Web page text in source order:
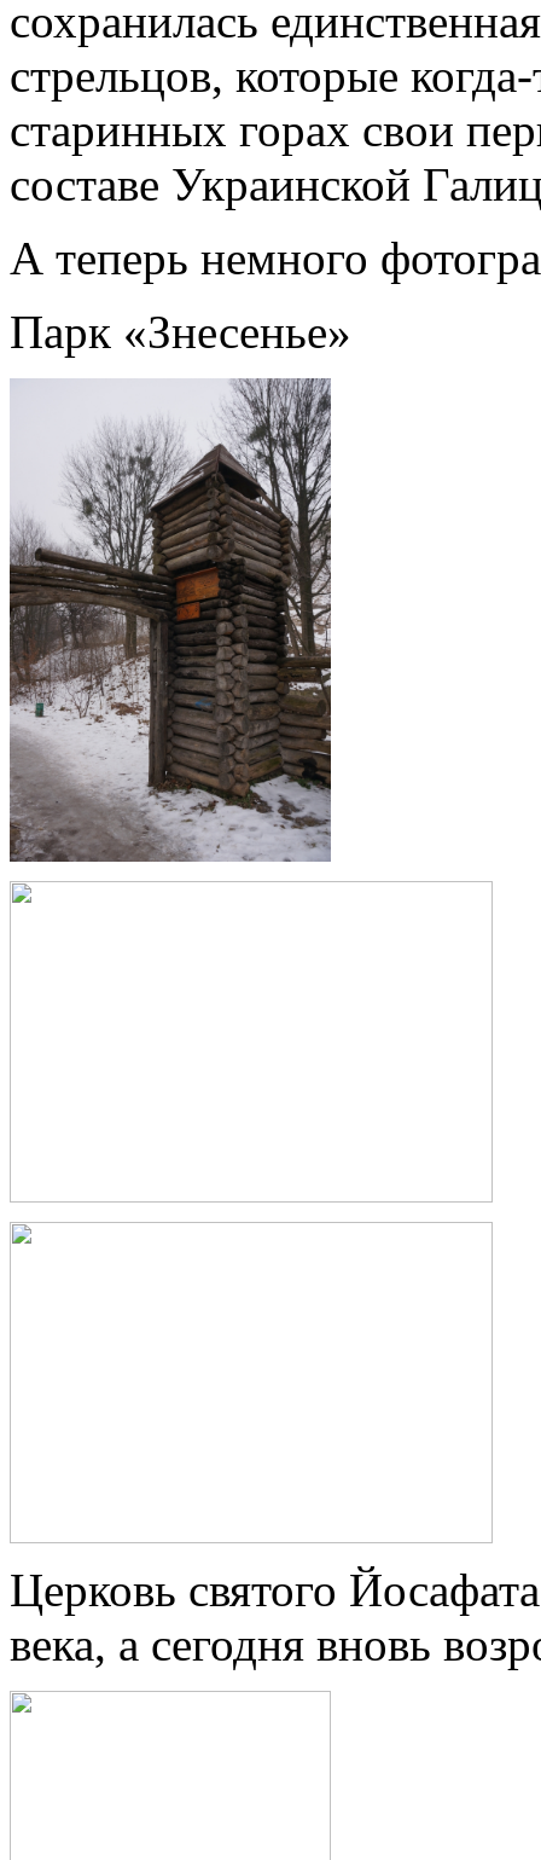
сохранилась
стрельцов, которые
старинных горах свои
составе Украинской
А теперь немного
Парк «Знесенье»
Церковь святого
века, а сегодня вновь